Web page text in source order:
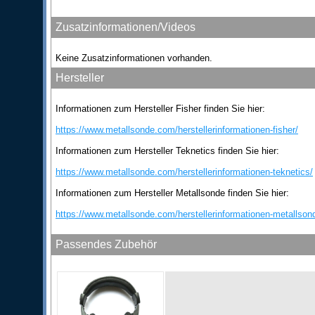
Zusatzinformationen/Videos
Keine Zusatzinformationen vorhanden.
Hersteller
Informationen zum Hersteller Fisher finden Sie hier:
https://www.metallsonde.com/herstellerinformationen-fisher/
Informationen zum Hersteller Teknetics finden Sie hier:
https://www.metallsonde.com/herstellerinformationen-teknetics/
Informationen zum Hersteller Metallsonde finden Sie hier:
https://www.metallsonde.com/herstellerinformationen-
Passendes Zubehör